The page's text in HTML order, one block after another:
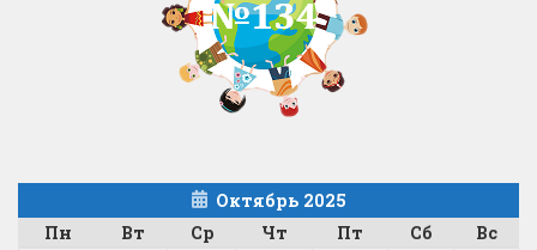
Октябрь 2025
Пн
Вт Ср Чт Пт Сб Вс